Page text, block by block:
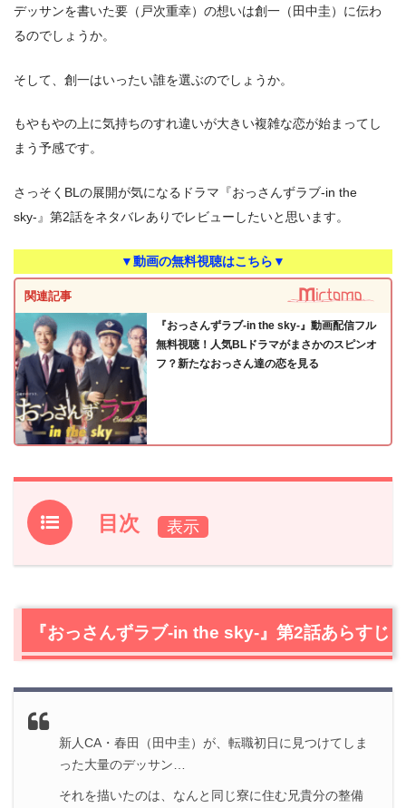
デッサンを書いた要（戸次重幸）の想いは創一（田中圭）に伝わ
るのでしょうか。
そして、創一はいったい誰を選ぶのでしょうか。
もやもやの上に気持ちのすれ違いが大きい複雑な恋が始まってし
まう予感です。
さっそくBLの展開が気になるドラマ『おっさんずラブ-in the
sky-』第2話をネタバレありでレビューしたいと思います。
▼動画の無料視聴はこちら▼
関連記事
『おっさんずラブ-in the sky-』動画配信フル
無料視聴！人気BLドラマがまさかのスピンオ
フ？新たなおっさん達の恋を見る
目次
1.『おっさんずラブ-in the sky-』第2話あらすじ
2.1
2.2成瀬（千葉雄大）のパワハラ疑惑
く
2.4 驚きの真実と恋の行方
『おっさんずラブ-in the sky-』第2話まとめ
『おっさんずラブ-in the sky-』第2話あらすじ
新人CA・春田（田中圭）が、転職初日に見つけてしま
った大量のデッサン…
それを描いたのは、なんと同じ寮に住む兄貴分の整備